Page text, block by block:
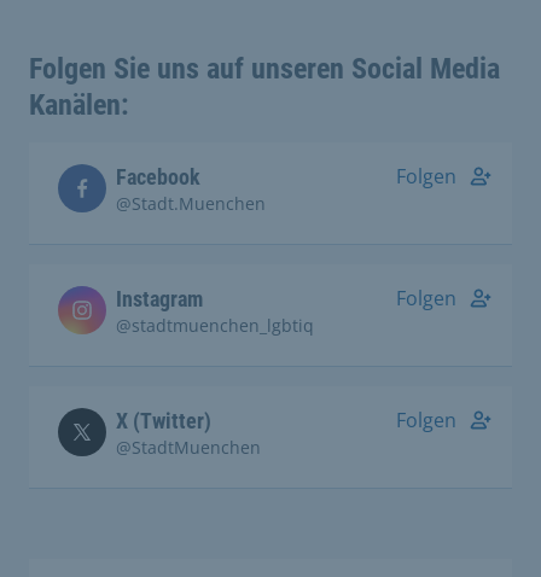
Folgen Sie uns auf unseren Social Media
Kanälen:
Facebook
@Stadt.Muenchen
Folgen
Instagram
@stadtmuenchen_lgbtiq
Folgen
X (Twitter)
@StadtMuenchen
Folgen